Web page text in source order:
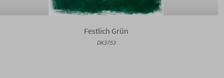
Festlich Grün
DK3753